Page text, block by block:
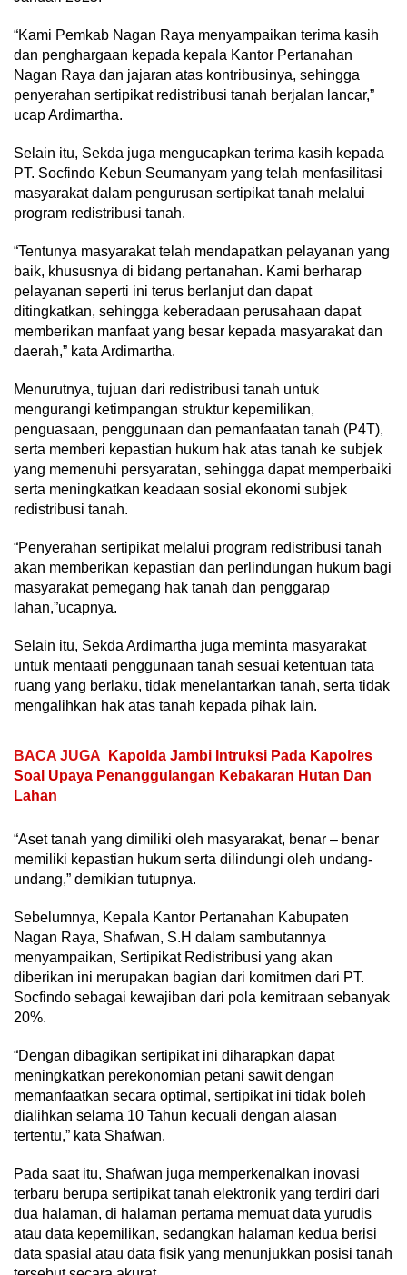
“Kami Pemkab Nagan Raya menyampaikan terima kasih
dan penghargaan kepada kepala Kantor Pertanahan
Nagan Raya dan jajaran atas kontribusinya, sehingga
penyerahan sertipikat redistribusi tanah berjalan lancar,”
ucap Ardimartha.
Selain itu, Sekda juga mengucapkan terima kasih kepada
PT. Socfindo Kebun Seumanyam yang telah menfasilitasi
masyarakat dalam pengurusan sertipikat tanah melalui
program redistribusi tanah.
“Tentunya masyarakat telah mendapatkan pelayanan yang
baik, khususnya di bidang pertanahan. Kami berharap
pelayanan seperti ini terus berlanjut dan dapat
ditingkatkan, sehingga keberadaan perusahaan dapat
memberikan manfaat yang besar kepada masyarakat dan
daerah,” kata Ardimartha.
Menurutnya, tujuan dari redistribusi tanah untuk
mengurangi ketimpangan struktur kepemilikan,
penguasaan, penggunaan dan pemanfaatan tanah (P4T),
serta memberi kepastian hukum hak atas tanah ke subjek
yang memenuhi persyaratan, sehingga dapat memperbaiki
serta meningkatkan keadaan sosial ekonomi subjek
redistribusi tanah.
“Penyerahan sertipikat melalui program redistribusi tanah
akan memberikan kepastian dan perlindungan hukum bagi
masyarakat pemegang hak tanah dan penggarap
lahan,”ucapnya.
Selain itu, Sekda Ardimartha juga meminta masyarakat
untuk mentaati penggunaan tanah sesuai ketentuan tata
ruang yang berlaku, tidak menelantarkan tanah, serta tidak
mengalihkan hak atas tanah kepada pihak lain.
BACA JUGA
Kapolda Jambi Intruksi Pada Kapolres
Soal Upaya Penanggulangan Kebakaran Hutan Dan
Lahan
“Aset tanah yang dimiliki oleh masyarakat, benar – benar
memiliki kepastian hukum serta dilindungi oleh undang-
undang,” demikian tutupnya.
Sebelumnya, Kepala Kantor Pertanahan Kabupaten
Nagan Raya, Shafwan, S.H dalam sambutannya
menyampaikan, Sertipikat Redistribusi yang akan
diberikan ini merupakan bagian dari komitmen dari PT.
Socfindo sebagai kewajiban dari pola kemitraan sebanyak
20%.
“Dengan dibagikan sertipikat ini diharapkan dapat
meningkatkan perekonomian petani sawit dengan
memanfaatkan secara optimal, sertipikat ini tidak boleh
dialihkan selama 10 Tahun kecuali dengan alasan
tertentu,” kata Shafwan.
Pada saat itu, Shafwan juga memperkenalkan inovasi
terbaru berupa sertipikat tanah elektronik yang terdiri dari
dua halaman, di halaman pertama memuat data yurudis
atau data kepemilikan, sedangkan halaman kedua berisi
data spasial atau data fisik yang menunjukkan posisi tanah